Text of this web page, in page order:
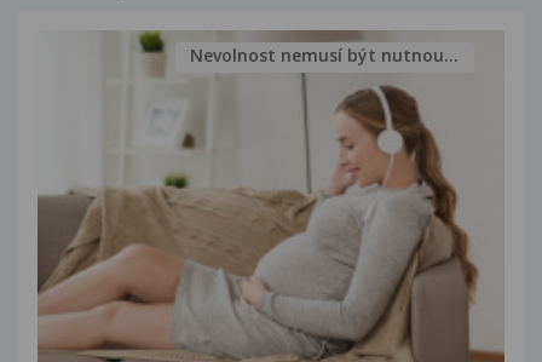
Nevolnost nemusí být nutnou...